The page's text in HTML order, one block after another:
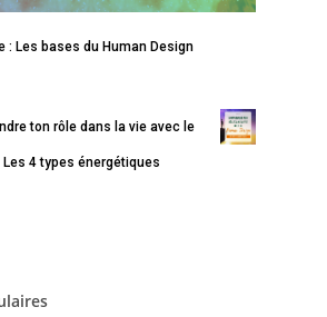
: Les bases du Human Design
ton rôle dans la vie avec le
Les 4 types énergétiques
La Boussole
Renaissance
Membership
Contact